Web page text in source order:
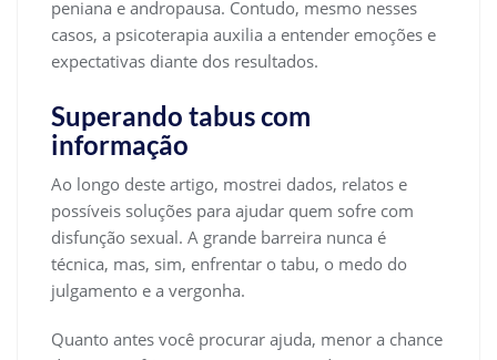
peniana e andropausa. Contudo, mesmo nesses
casos, a psicoterapia auxilia a entender emoções e
expectativas diante dos resultados.
Superando tabus com
informação
Ao longo deste artigo, mostrei dados, relatos e
possíveis soluções para ajudar quem sofre com
disfunção sexual. A grande barreira nunca é
técnica, mas, sim, enfrentar o tabu, o medo do
julgamento e a vergonha.
Quanto antes você procurar ajuda, menor a chance